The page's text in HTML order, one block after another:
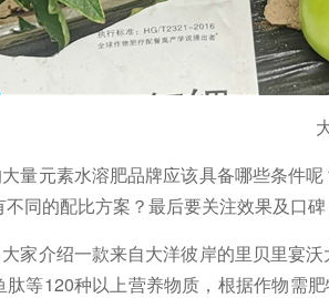
量元素水溶肥品牌应该具备哪些条件
同的配比方案？最后要关注效果及口
家介绍一款来自大洋彼岸的里贝里宴
肽等120种以上营养物质，根据作物需